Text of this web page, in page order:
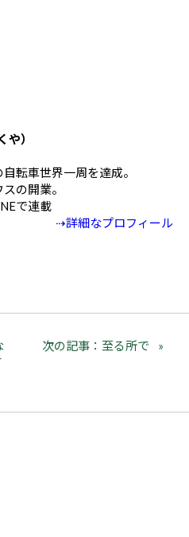
や）
転車世界一周を達成。
の開業。
で連載
⇢詳細なプロフィール
次の記事：至る所で